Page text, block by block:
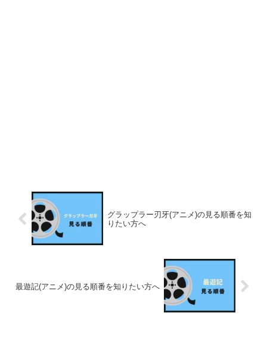
グラップラー刃牙(アニメ)の見る順番を知
りたい方へ
最遊記(アニメ)の見る順番を知りたい方へ